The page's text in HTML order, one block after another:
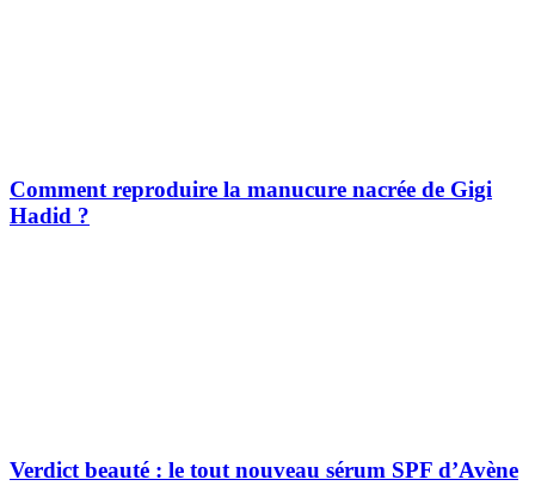
Comment reproduire la manucure nacrée de Gigi
Hadid ?
Verdict beauté : le tout nouveau sérum SPF d’Avène